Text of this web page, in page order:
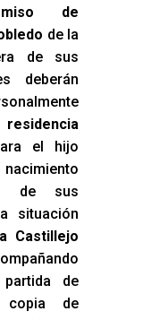
de
de la
de sus
deberán
el hijo
de sus
situación
Castillejo
de
copia de